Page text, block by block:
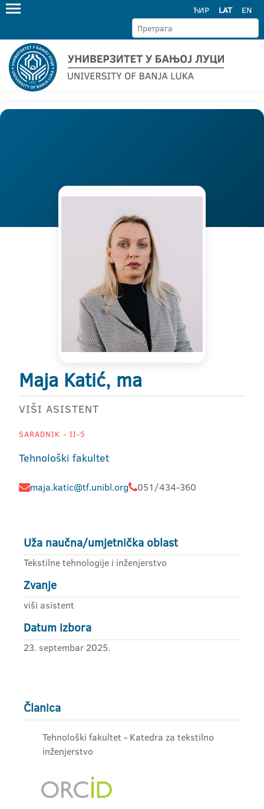
ЋИР LAT EN
Maja Katić, ma
VIŠI ASISTENT
SARADNIK - II-5
Tehnološki fakultet
maja.katic@tf.unibl.org 051/434-360
Uža naučna/umjetnička oblast
Tekstilne tehnologije i inženjerstvo
Zvanje
viši asistent
Datum izbora
23. septembar 2025.
Članica
Tehnološki fakultet - Katedra za tekstilno
inženjerstvo